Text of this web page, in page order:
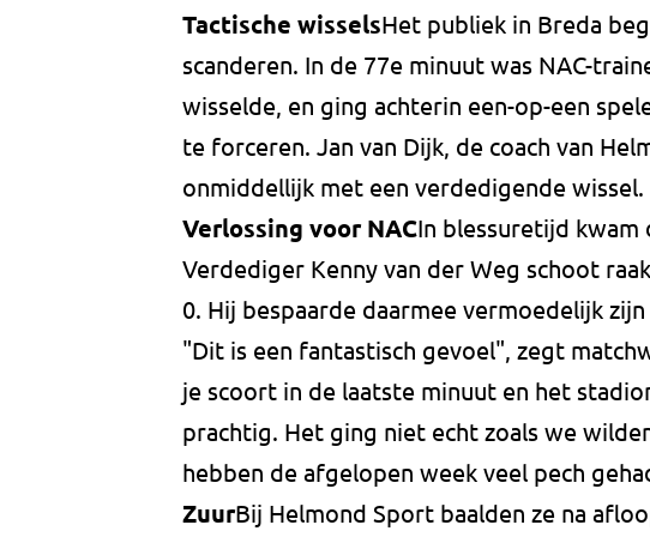
Tactische wisselsHet publiek in Breda
scanderen. In de 77e minuut was NAC-
wisselde, en ging achterin een-op-een
te forceren. Jan van Dijk, de coach van
onmiddellijk met een verdedigende wissel.
Verlossing voor NACIn blessuretijd kwam
Verdediger Kenny van der Weg schoot
0. Hij bespaarde daarmee vermoedelijk
"Dit is een fantastisch gevoel", zegt
je scoort in de laatste minuut en het
prachtig. Het ging niet echt zoals we
hebben de afgelopen week veel pech
ZuurBij Helmond Sport baalden ze na